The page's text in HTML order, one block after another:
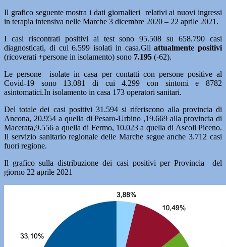
Il grafico seguente mostra i dati giornalieri relativi ai nuovi ingressi
in terapia intensiva nelle Marche 3 dicembre 2020 – 22 aprile 2021.
I casi riscontrati positivi ai test sono 95.508 su 658.790 casi
diagnosticati, di cui 6.599 isolati in casa.Gliattualmente positivi
(ricoverati +persone in isolamento) sono 7.195 (-62).
Le persone isolate in casa per contatti con persone positive al
Covid-19 sono 13.081 di cui 4.299 con sintomi e 8782
asintomatici.In isolamento in casa 173 operatori sanitari.
Del totale dei casi positivi 31.594 si riferiscono alla provincia di
Ancona, 20.954 a quella di Pesaro-Urbino ,19.669 alla provincia di
Macerata,9.556 a quella di Fermo, 10.023 a quella di Ascoli Piceno.
Il servizio sanitario regionale delle Marche segue anche 3.712 casi
fuori regione.
Il grafico sulla distribuzione dei casi positivi per Provincia del
giorno 22 aprile 2021